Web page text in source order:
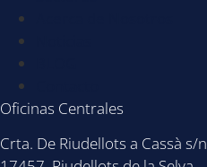
Oficinas Centrales
Crta. De Riudellots a Cassà s/n